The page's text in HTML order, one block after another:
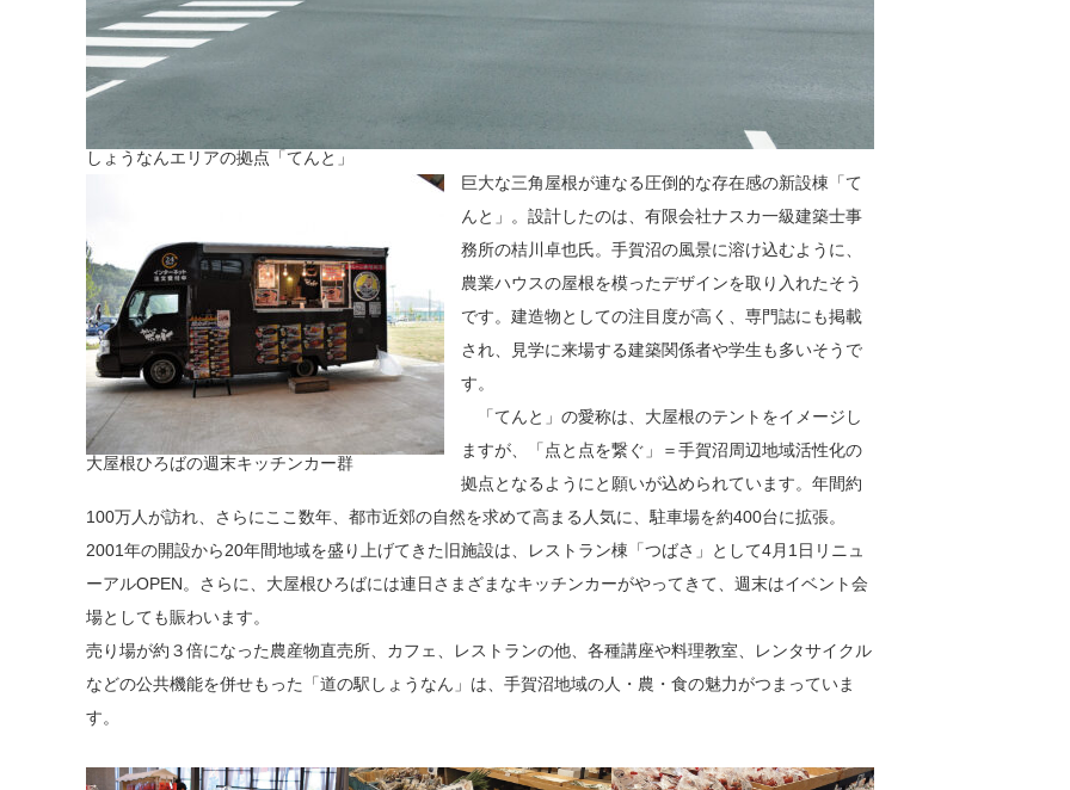
しょうなんエリアの拠点「てんと」
大屋根ひろばの週末キッチンカー群
巨大な三角屋根が連なる圧倒的な存在感の新設棟「て
んと」。設計したのは、有限会社ナスカ一級建築士事
務所の桔川卓也氏。手賀沼の風景に溶け込むように、
農業ハウスの屋根を模ったデザインを取り入れたそう
です。建造物としての注目度が高く、専門誌にも掲載
され、見学に来場する建築関係者や学生も多いそうで
す。
「てんと」の愛称は、大屋根のテントをイメージし
ますが、「点と点を繋ぐ」＝手賀沼周辺地域活性化の
拠点となるようにと願いが込められています。年間約
100万人が訪れ、さらにここ数年、都市近郊の自然を求めて高まる人気に、駐車場を約400台に拡張。
2001年の開設から20年間地域を盛り上げてきた旧施設は、レストラン棟「つばさ」として4月1日リニュ
ーアルOPEN。さらに、大屋根ひろばには連日さまざまなキッチンカーがやってきて、週末はイベント会
場としても賑わいます。
売り場が約３倍になった農産物直売所、カフェ、レストランの他、各種講座や料理教室、レンタサイクル
などの公共機能を併せもった「道の駅しょうなん」は、手賀沼地域の人・農・食の魅力がつまっていま
す。